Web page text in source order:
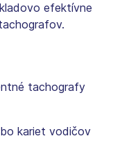
efektívne
tachografy
kariet vodičov